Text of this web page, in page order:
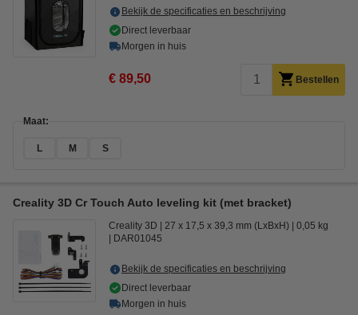
Bekijk de specificaties en beschrijving
Direct leverbaar
Morgen in huis
€ 89,50 Bestellen
Maat:
L M S
Creality 3D Cr Touch Auto leveling kit (met bracket)
Creality 3D 27 x 17,5 x 39,3 mm (LxBxH)
0,05 kg
DAR01045
Bekijk de specificaties en beschrijving
Direct leverbaar
Morgen in huis